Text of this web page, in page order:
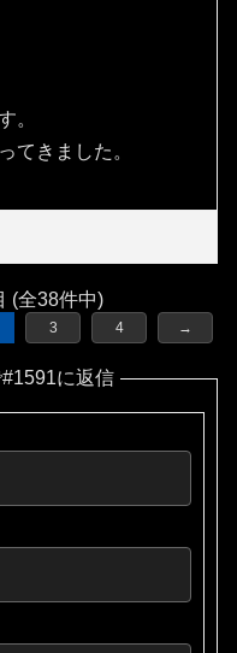
。
てきました。
(全38件中)
3 4 →
に返信